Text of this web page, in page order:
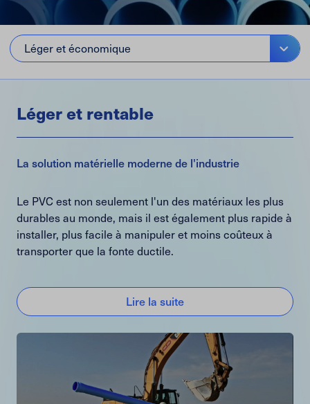
Léger et économique
Léger et rentable
La solution matérielle moderne de l'industrie
Le PVC est non seulement l'un des matériaux les plus
durables au monde, mais il est également plus rapide à
installer, plus facile à manipuler et moins coûteux à
transporter que la fonte ductile.
Lire la suite